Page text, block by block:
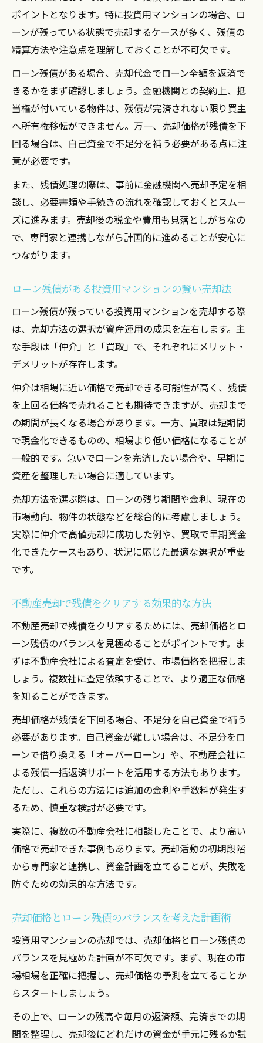
ポイントとなります。特に投資用マンションの場合、ロ
ーンが残っている状態で売却するケースが多く、残債の
精算方法や注意点を理解しておくことが不可欠です。
ローン残債がある場合、売却代金でローン全額を返済で
きるかをまず確認しましょう。金融機関との契約上、抵
当権が付いている物件は、残債が完済されない限り買主
へ所有権移転ができません。万一、売却価格が残債を下
回る場合は、自己資金で不足分を補う必要がある点に注
意が必要です。
また、残債処理の際は、事前に金融機関へ売却予定を相
談し、必要書類や手続きの流れを確認しておくとスムー
ズに進みます。売却後の税金や費用も見落としがちなの
で、専門家と連携しながら計画的に進めることが安心に
つながります。
ローン残債がある投資用マンションの賢い売却法
ローン残債が残っている投資用マンションを売却する際
は、売却方法の選択が資産運用の成果を左右します。主
な手段は「仲介」と「買取」で、それぞれにメリット・
デメリットが存在します。
仲介は相場に近い価格で売却できる可能性が高く、残債
を上回る価格で売れることも期待できますが、売却まで
の期間が長くなる場合があります。一方、買取は短期間
で現金化できるものの、相場より低い価格になることが
一般的です。急いでローンを完済したい場合や、早期に
資産を整理したい場合に適しています。
売却方法を選ぶ際は、ローンの残り期間や金利、現在の
市場動向、物件の状態などを総合的に考慮しましょう。
実際に仲介で高値売却に成功した例や、買取で早期資金
化できたケースもあり、状況に応じた最適な選択が重要
です。
不動産売却で残債をクリアする効果的な方法
不動産売却で残債をクリアするためには、売却価格とロ
ーン残債のバランスを見極めることがポイントです。ま
ずは不動産会社による査定を受け、市場価格を把握しま
しょう。複数社に査定依頼することで、より適正な価格
を知ることができます。
売却価格が残債を下回る場合、不足分を自己資金で補う
必要があります。自己資金が難しい場合は、不足分をロ
ーンで借り換える「オーバーローン」や、不動産会社に
よる残債一括返済サポートを活用する方法もあります。
ただし、これらの方法には追加の金利や手数料が発生す
るため、慎重な検討が必要です。
実際に、複数の不動産会社に相談したことで、より高い
価格で売却できた事例もあります。売却活動の初期段階
から専門家と連携し、資金計画を立てることが、失敗を
防ぐための効果的な方法です。
売却価格とローン残債のバランスを考えた計画術
投資用マンションの売却では、売却価格とローン残債の
バランスを見極めた計画が不可欠です。まず、現在の市
場相場を正確に把握し、売却価格の予測を立てることか
らスタートしましょう。
その上で、ローンの残高や毎月の返済額、完済までの期
間を整理し、売却後にどれだけの資金が手元に残るか試